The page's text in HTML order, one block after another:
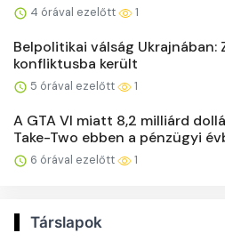
4 órával ezelőtt 1
Belpolitikai válság Ukrajnában:
konfliktusba került
5 órával ezelőtt 1
A GTA VI miatt 8,2 milliárd
Take-Two ebben a pénzügyi
6 órával ezelőtt 1
Társlapok